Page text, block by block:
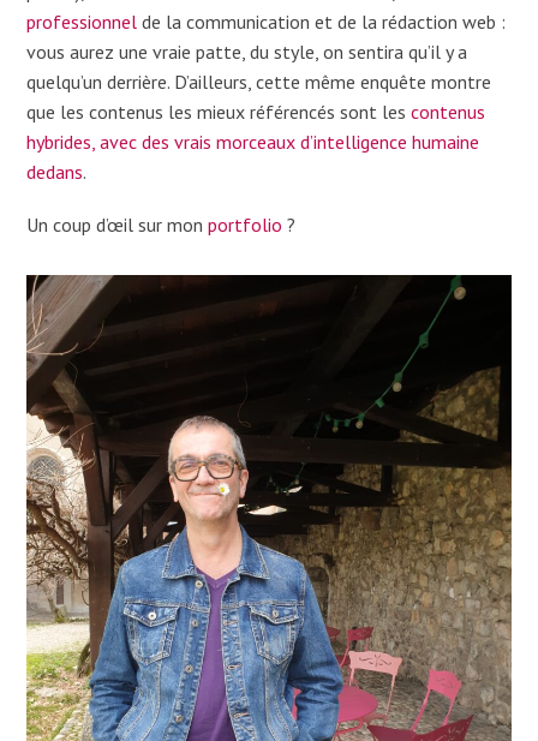
professionnel de la communication et de la rédaction web :
vous aurez une vraie patte, du style, on sentira qu’il y a
quelqu’un derrière. D’ailleurs, cette même enquête montre
que les contenus les mieux référencés sont lescontenus
hybrides, avec des vrais morceaux d’intelligence humaine
dedans.
Un coup d’œil sur monportfolio ?